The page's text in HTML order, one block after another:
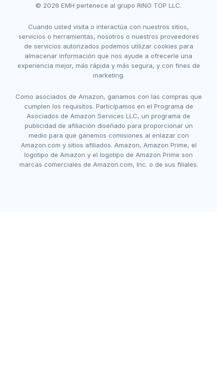
© 2026 EMH pertenece al grupo RINO TOP LLC.
Cuando usted visita o interactúa con nuestros sitios,
servicios o herramientas, nosotros o nuestros proveedores
de servicios autorizados podemos utilizar cookies para
almacenar información que nos ayude a ofrecerle una
experiencia mejor, más rápida y más segura, y con fines de
marketing.
Como asociados de Amazon, ganamos con las compras que
cumplen los requisitos. Participamos en el Programa de
Asociados de Amazon Services LLC, un programa de
publicidad de afiliación diseñado para proporcionar un
medio para que ganemos comisiones al enlazar con
Amazon.com y sitios afiliados. Amazon, Amazon Prime, el
logotipo de Amazon y el logotipo de Amazon Prime son
marcas comerciales de Amazon.com, Inc. o de sus filiales.